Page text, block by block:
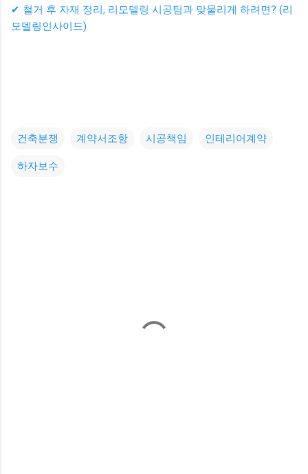
✔ 철거 후 자재 정리, 리모델링 시공팀과 맞물리게 하려면? (리
모델링인사이드)
건축분쟁 계약서조항 시공책임 인테리어계약
하자보수